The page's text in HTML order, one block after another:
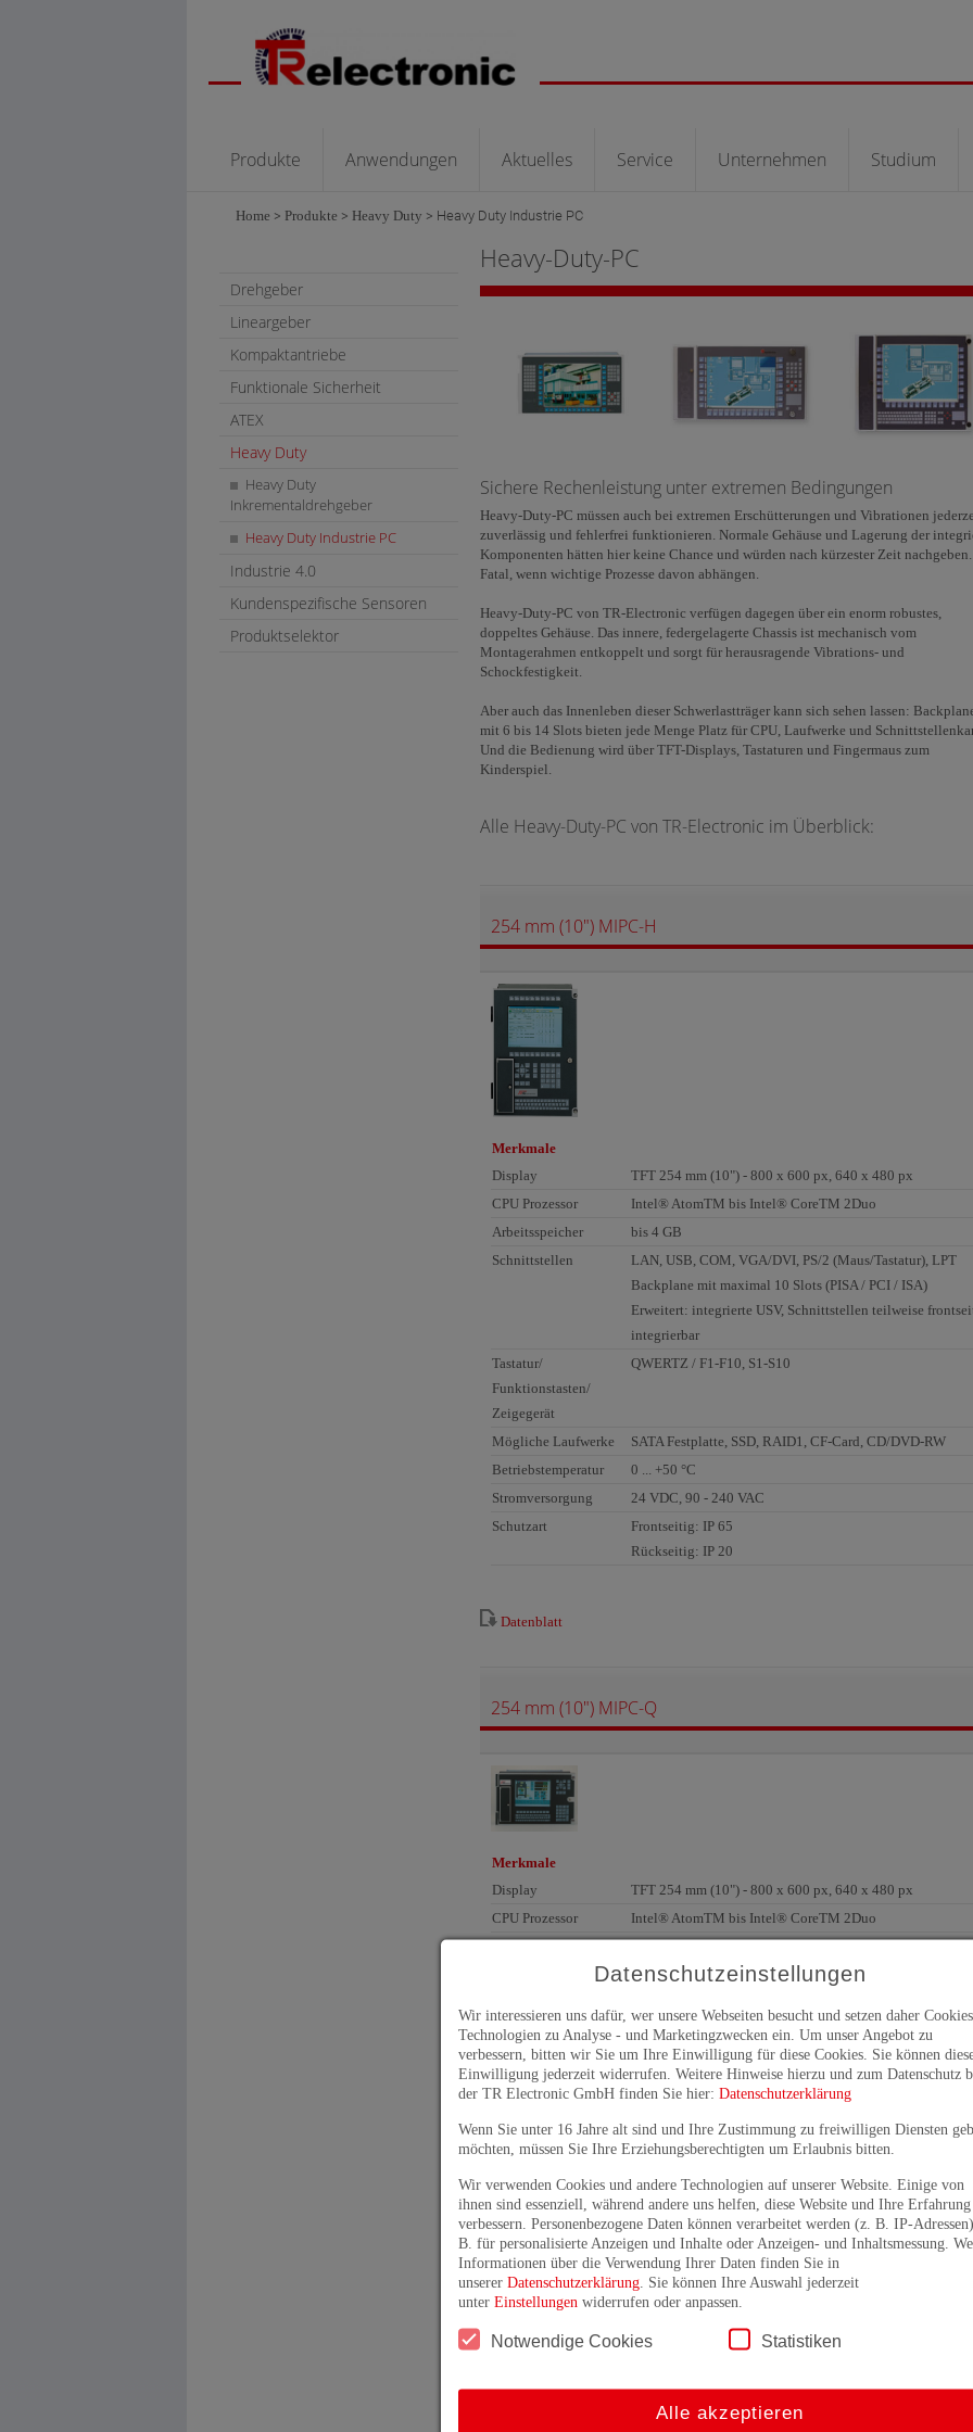
Produkte Anwendungen Aktuelles Service Unternehmen Studium
Home > Produkte > Heavy Duty > Heavy Duty Industrie PC
Drehgeber
Lineargeber
Kompaktantriebe
Funktionale Sicherheit
ATEX
Heavy Duty
Heavy Duty
Inkrementaldrehgeber
Heavy Duty Industrie PC
Industrie 4.0
Kundenspezifische Sensoren
Produktselektor
Heavy-Duty-PC
Sichere Rechenleistung unter extremen Bedingungen
Heavy-Duty-PC müssen auch bei extremen Erschütterungen und Vibrationen
zuverlässig und fehlerfrei funktionieren. Normale Gehäuse und Lagerung der
Komponenten hätten hier keine Chance und würden nach kürzester Zeit nachgeben.
Fatal, wenn wichtige Prozesse davon abhängen.
Heavy-Duty-PC von TR-Electronic verfügen dagegen über ein enorm robustes,
doppeltes Gehäuse. Das innere, federgelagerte Chassis ist mechanisch vom
Montagerahmen entkoppelt und sorgt für herausragende Vibrations- und
Schockfestigkeit.
Aber auch das Innenleben dieser Schwerlastträger kann sich sehen lassen:
mit 6 bis 14 Slots bieten jede Menge Platz für CPU, Laufwerke und
Und die Bedienung wird über TFT-Displays, Tastaturen und Fingermaus zum
Kinderspiel.
Alle Heavy-Duty-PC von TR-Electronic im Überblick:
254 mm (10") MIPC-H
Merkmale
Display
TFT 254 mm (10") - 800 x 600 px, 640 x 480 px
CPU Prozessor
Intel® AtomTM bis Intel® CoreTM 2Duo
Arbeitsspeicher
bis 4 GB
Schnittstellen
LAN, USB, COM, VGA/DVI, PS/2 (Maus/Tastatur), LPT
Backplane mit maximal 10 Slots (PISA / PCI / ISA)
Erweitert: integrierte USV, Schnittstellen teilweise
integrierbar
Tastatur/
Funktionstasten/
Zeigegerät
QWERTZ / F1-F10, S1-S10
Mögliche Laufwerke
SATA Festplatte, SSD, RAID1, CF-Card, CD/DVD-RW
Betriebstemperatur
0 ... +50 °C
Stromversorgung
24 VDC, 90 - 240 VAC
Schutzart
Frontseitig: IP 65
Rückseitig: IP 20
Datenblatt
254 mm (10") MIPC-Q
Merkmale
Display
TFT 254 mm (10") - 800 x 600 px, 640 x 480 px
CPU Prozessor
Intel® AtomTM bis Intel® CoreTM 2Duo
Arbeitsspeicher
bis 4 GB
LAN, USB, COM, VGA/DVI, PS/2 (Maus/Tastatur), LPT
Erweitert: integrierte USV, Schnittstellen teilweise
integrierbar
Tastatur/
Funktionstasten/
Zeigegerät
QWERTZ / F1-F10, Fingermaus
Mögliche Laufwerke
SATA Festplatte, SSD, RAID1, CF-Card, CD/DVD-RW
Betriebstemperatur
0 ... +50 °C
Stromversorgung
24 VDC, 90 - 240 VAC
Schutzart
Frontseitig: IP 65
Rückseitig: IP 20
Datenblatt
304,8 mm (12") MIPC-E
Datenschutzeinstellungen
Wir interessieren uns dafür, wer unsere Webseiten besucht und setzen daher
Technologien zu Analyse - und Marketingzwecken ein. Um unser Angebot zu
verbessern, bitten wir Sie um Ihre Einwilligung für diese Cookies. Sie können
Einwilligung jederzeit widerrufen. Weitere Hinweise hierzu und zum Datenschutz
der TR Electronic GmbH finden Sie hier: Datenschutzerklärung
Wenn Sie unter 16 Jahre alt sind und Ihre Zustimmung zu freiwilligen Diensten
möchten, müssen Sie Ihre Erziehungsberechtigten um Erlaubnis bitten.
Wir verwenden Cookies und andere Technologien auf unserer Website. Einige von
ihnen sind essenziell, während andere uns helfen, diese Website und Ihre
verbessern. Personenbezogene Daten können verarbeitet werden (z. B. IP-
B. für personalisierte Anzeigen und Inhalte oder Anzeigen- und Inhaltsmessung.
Informationen über die Verwendung Ihrer Daten finden Sie in
unserer Datenschutzerklärung . Sie können Ihre Auswahl jederzeit
unter Einstellungen widerrufen oder anpassen.
Notwendige Cookies Statistiken
Alle akzeptieren